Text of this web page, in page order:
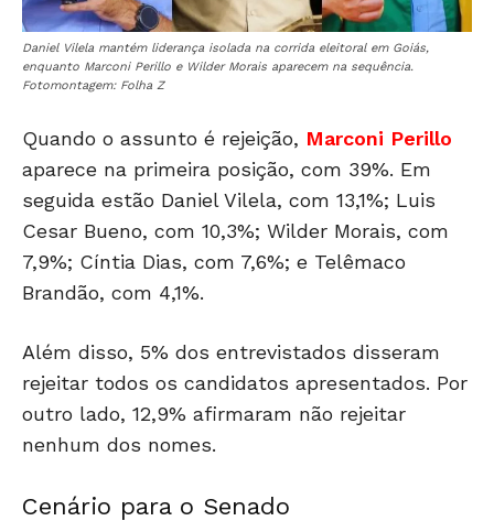
Daniel Vilela mantém liderança isolada na corrida eleitoral em Goiás,
enquanto Marconi Perillo e Wilder Morais aparecem na sequência.
Fotomontagem: Folha Z
Quando o assunto é rejeição, Marconi Perillo
aparece na primeira posição, com 39%. Em
seguida estão Daniel Vilela, com 13,1%; Luis
Cesar Bueno, com 10,3%; Wilder Morais, com
7,9%; Cíntia Dias, com 7,6%; e Telêmaco
Brandão, com 4,1%.
Além disso, 5% dos entrevistados disseram
rejeitar todos os candidatos apresentados. Por
outro lado, 12,9% afirmaram não rejeitar
nenhum dos nomes.
Cenário para o Senado